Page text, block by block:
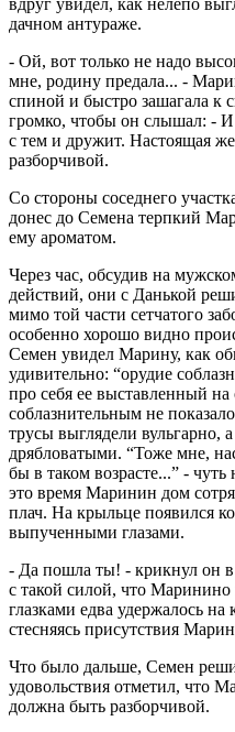
дачном антураже.
- Ой, вот только не надо
мне, родину предала... -
спиной и быстро зашагала к
громко, чтобы он слышал: - И
с тем и дружит. Настоящая
разборчивой.
Со стороны соседнего
донес до Семена терпкий
ему ароматом.
Через час, обсудив на
действий, они с Данькой
мимо той части сетчатого
особенно хорошо видно
Семен увидел Марину, как
удивительно: “орудие
про себя ее выставленный на
соблазнительным не
трусы выглядели
дрябловатыми. “Тоже мне,
бы в таком возрасте...” -
это время Маринин дом
плач. На крыльце появился
выпученными глазами.
- Да пошла ты! - крикнул он
с такой силой, что
глазками едва удержалось
стесняясь присутствия
Что было дальше, Семен
удовольствия отметил, что
должна быть разборчивой.